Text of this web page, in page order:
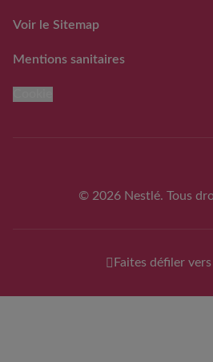
Voir le Sitemap
Mentions sanitaires
© 2026 Nestlé. Tous
Faites défiler